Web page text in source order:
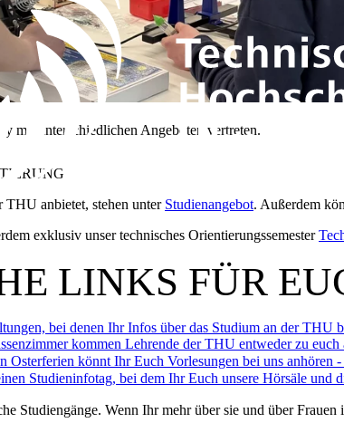
mit unterschiedlichen Angeboten vertreten.
anbietet, stehen unter Studienangebot. Außerdem
exklusiv unser technisches Orientierungssemester
LINKS FÜR
bei denen Ihr Infos über das Studium an der THU
kommen Lehrende der THU entweder zu
Osterferien könnt Ihr Euch Vorlesungen bei uns anhören
Studieninfotag, bei dem Ihr Euch unsere Hörsäle und
Studiengänge. Wenn Ihr mehr über sie und über